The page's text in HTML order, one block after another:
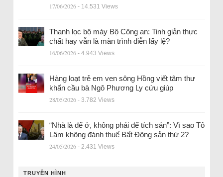
17/06/2026 - 14.531 Views
Thanh lọc bộ máy Bộ Công an: Tinh giản thực
chất hay vẫn là màn trình diễn lấy lệ?
16/06/2026 - 4.943 Views
Hàng loạt trẻ em ven sông Hồng viết tâm thư
khẩn cầu bà Ngô Phương Ly cứu giúp
28/05/2026 - 3.782 Views
“Nhà là để ở, không phải để tích sản”: Vì sao Tô
Lâm không đánh thuế Bất Động sản thứ 2?
24/05/2026 - 2.431 Views
TRUYỀN HÌNH